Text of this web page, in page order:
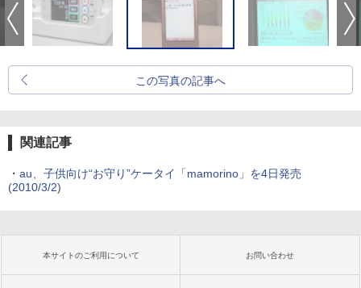
この写真の記事へ
関連記事
・ au、子供向け“お守り”ケータイ「mamorino」を4日発売
(2010/3/2)
本サイトのご利用について お問い合わせ